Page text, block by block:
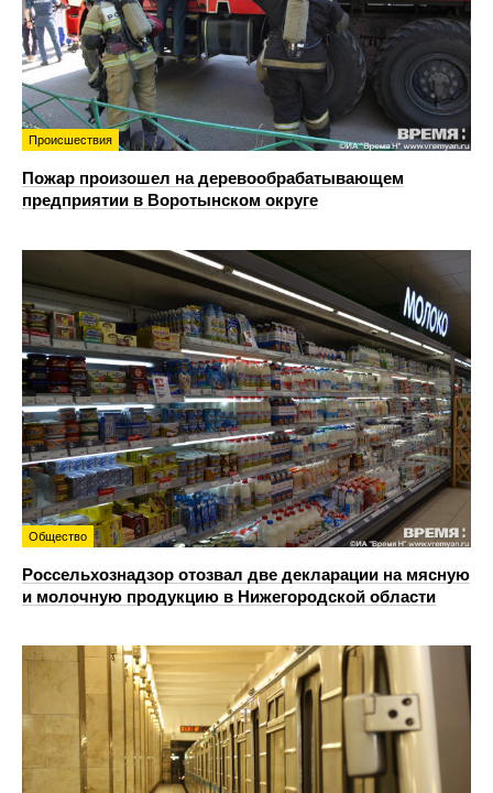
Происшествия
Пожар произошел на деревообрабатывающем
предприятии в Воротынском округе
Общество
Россельхознадзор отозвал две декларации на мясную
и молочную продукцию в Нижегородской области